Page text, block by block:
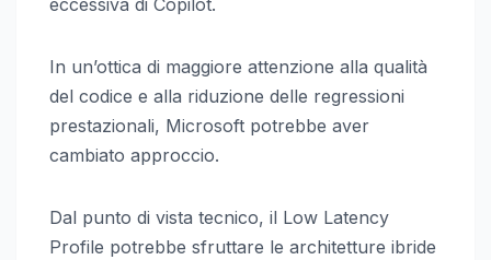
In un’ottica di maggiore attenzione alla qualità
del codice e alla riduzione delle regressioni
prestazionali, Microsoft potrebbe aver
cambiato approccio.
Dal punto di vista tecnico, il Low Latency
Profile potrebbe sfruttare le architetture ibride